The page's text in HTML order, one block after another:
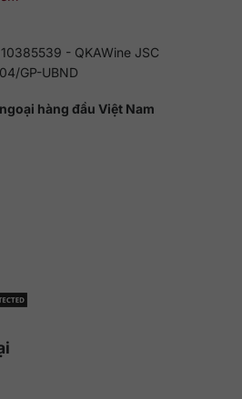
- QKAWine JSC
GP-UBND
hàng đầu Việt Nam